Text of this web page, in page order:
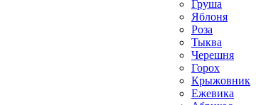
Груша
Яблоня
Роза
Тыква
Черешня
Горох
Крыжовник
Ежевика